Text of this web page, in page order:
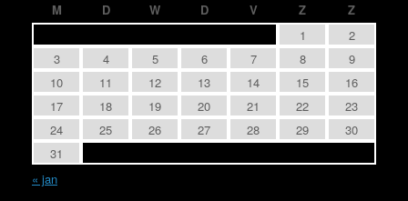
M
D W D V Z
Z
1
2
3
4 5 6 7 8
9
10
11 12 13 14 15
16
17
18 19 20 21 22
23
24
25 26 27 28 29
30
31
« jan